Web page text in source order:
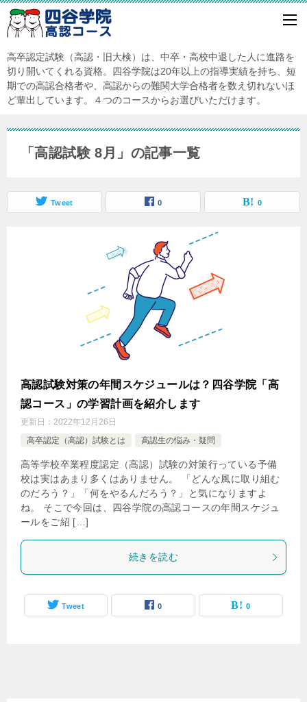
高卒認定試験（高認・旧大検）は、中卒・高校中退した人に進路を
切り開いてくれる資格。四谷学院は20年以上の指導実績を持ち、短
期での高認合格者や、高認からの難関大学合格者を数え切れないほ
ど輩出しています。４つのコースからお選びいただけます。
「高認試験 8月」の記事一覧
Tweet 0 0
高認試験対策の年間スケジュールは？四谷学院「高
認コース」の学習計画を紹介します
更新日： 2022年12月26日
高卒認定（高認）試験とは
高認生の悩み・疑問
高等学校卒業程度認定（高認）試験の対策行っている予備
校は実はあまり多くはありません。 「どんな風に取り組む
のだろう？」「何をやるんだろう？」と気になりますよ
ね。 そこで今回は、四谷学院の高認コースの年間スケジュ
ールをご紹 […]
続きを読む
Tweet 0 0